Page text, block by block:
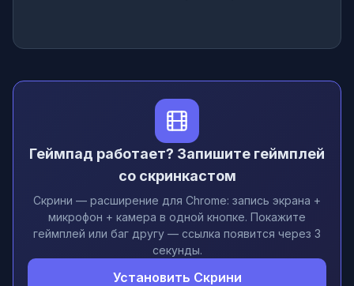
Геймпад работает? Запишите геймплей
со скринкастом
Скрини — расширение для Chrome: запись экрана +
микрофон + камера в одной кнопке. Покажите
геймплей или баг другу — ссылка появится через 3
секунды.
Установить Скрини